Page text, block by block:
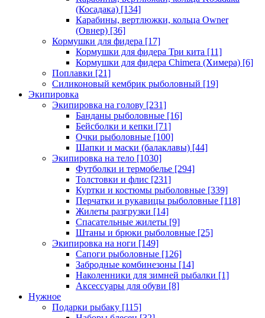
(Косадака) [134]
Карабины, вертлюжки, кольца Owner
(Овнер) [36]
Кормушки для фидера [17]
Кормушки для фидера Три кита [11]
Кормушки для фидера Chimera (Химера) [6]
Поплавки [21]
Силиконовый кембрик рыболовный [19]
Экипировка
Экипировка на голову [231]
Банданы рыболовные [16]
Бейсболки и кепки [71]
Очки рыболовные [100]
Шапки и маски (балаклавы) [44]
Экипировка на тело [1030]
Футболки и термобелье [294]
Толстовки и флис [231]
Куртки и костюмы рыболовные [339]
Перчатки и рукавицы рыболовные [118]
Жилеты разгрузки [14]
Спасательные жилеты [9]
Штаны и брюки рыболовные [25]
Экипировка на ноги [149]
Сапоги рыболовные [126]
Забродные комбинезоны [14]
Наколенники для зимней рыбалки [1]
Аксессуары для обуви [8]
Нужное
Подарки рыбаку [115]